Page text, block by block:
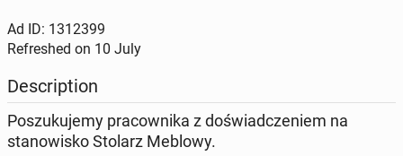
Ad ID: 1312399
Refreshed on 10 July
Description
Poszukujemy pracownika z doświadczeniem na
stanowisko Stolarz Meblowy.